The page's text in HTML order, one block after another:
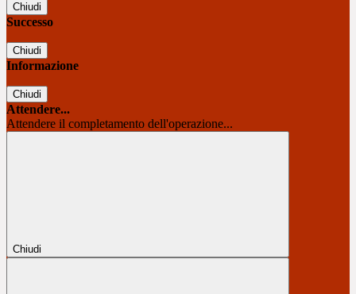
Chiudi
Successo
Chiudi
Informazione
Chiudi
Attendere...
Attendere il completamento dell'operazione...
Chiudi